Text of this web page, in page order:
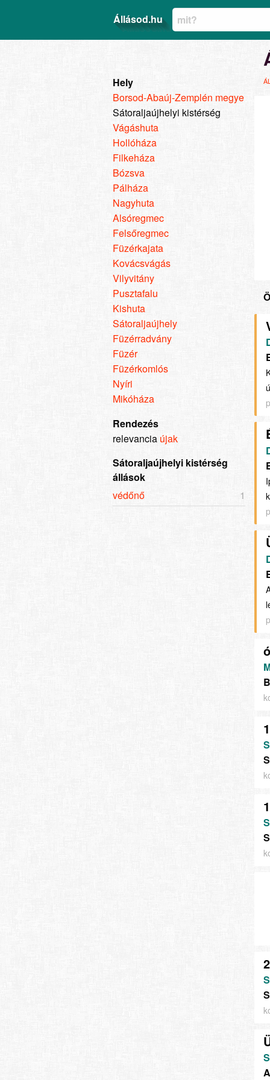
Állásod.hu
Hely
Borsod-Abaúj-Zemplén megye
Sátoraljaújhelyi kistérség
Vágáshuta
Hollóháza
Filkeháza
Bózsva
Pálháza
Nagyhuta
Alsóregmec
Felsőregmec
Füzérkajata
Kovácsvágás
Vilyvitány
Pusztafalu
Kishuta
Sátoraljaújhely
Füzérradvány
Füzér
Füzérkomlós
Nyíri
Mikóháza
Rendezés
relevancia újak
Sátoraljaújhelyi kistérség
állások
védőnő
1